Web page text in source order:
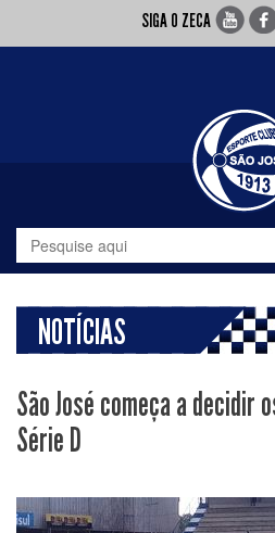
SIGA O ZECA
NOTÍCIAS
São José começa a decidir
Série D